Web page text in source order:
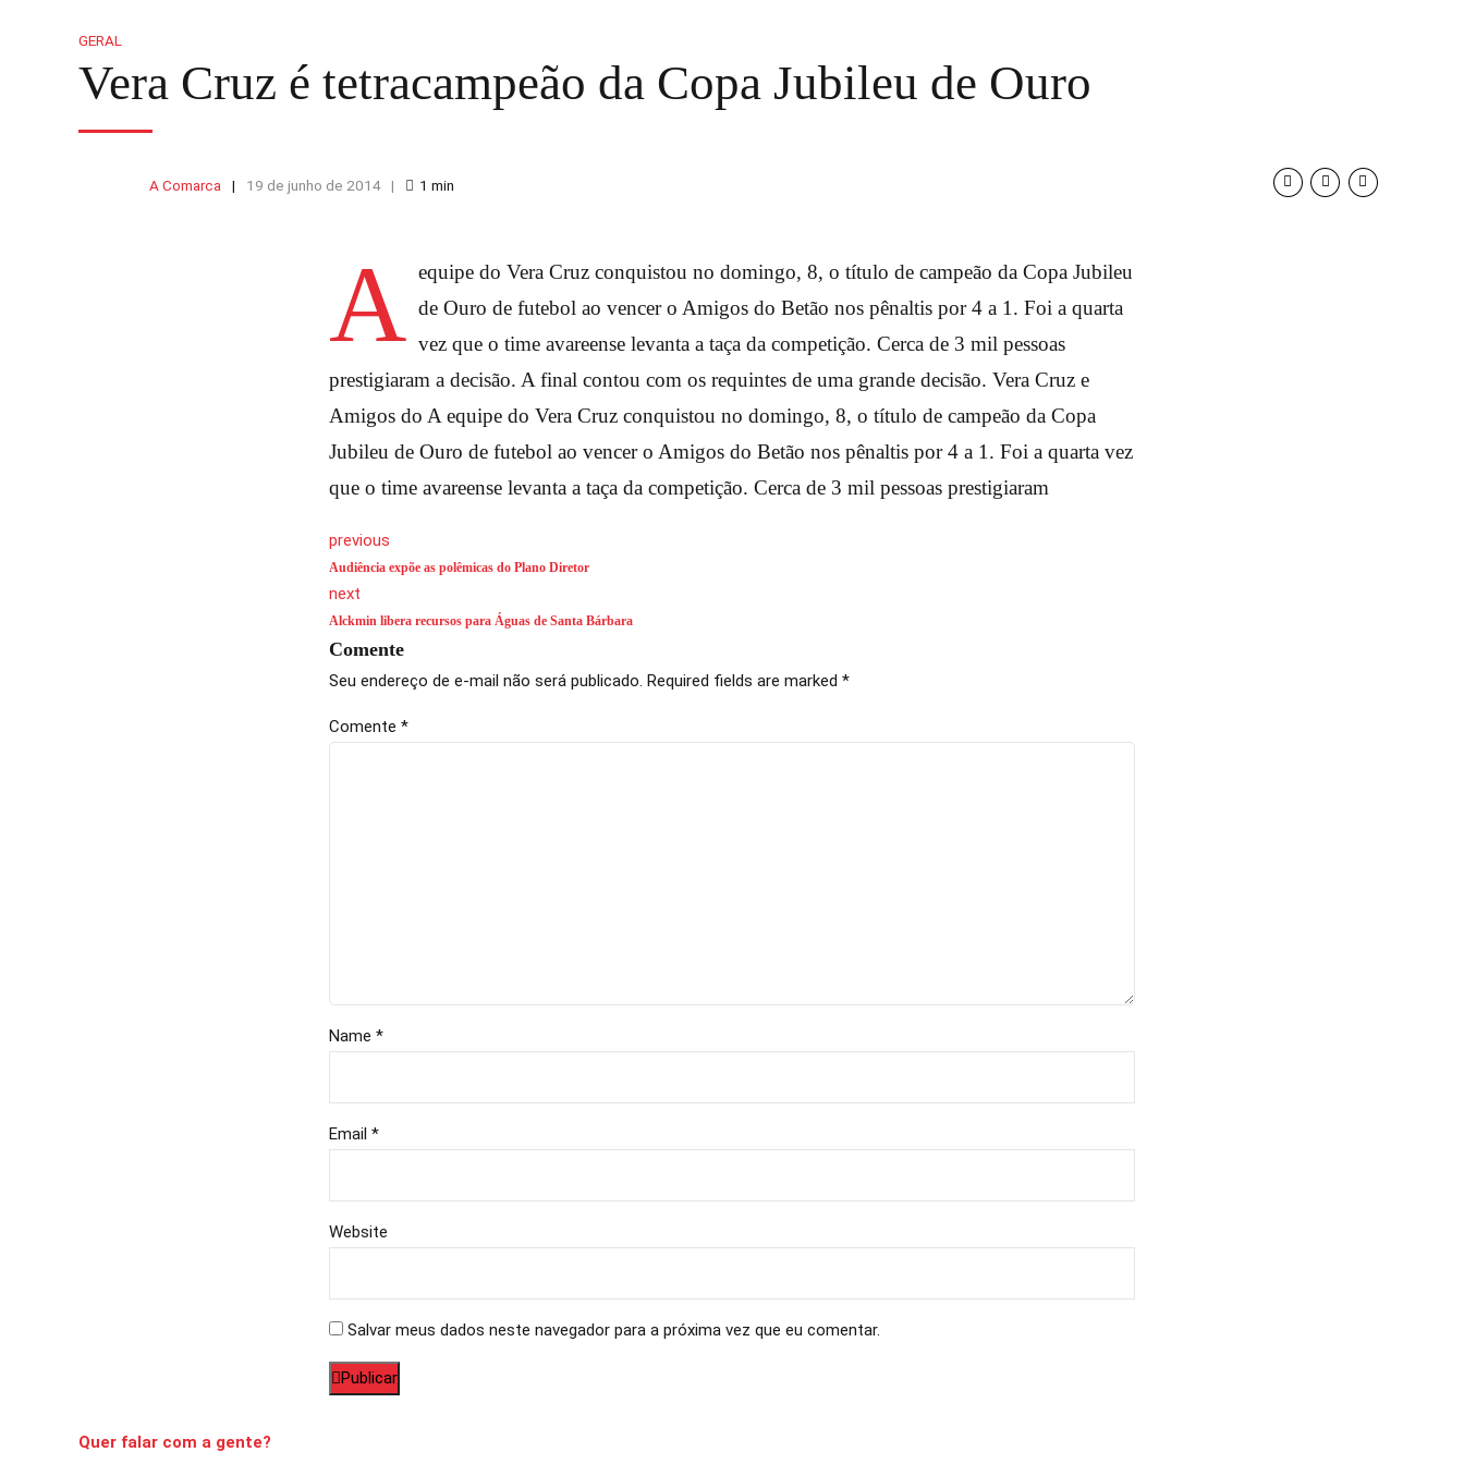
GERAL
Vera Cruz é tetracampeão da Copa Jubileu de Ouro
A Comarca 19 de junho de 2014 1 min
A equipe do Vera Cruz conquistou no domingo, 8, o título de campeão da Copa Jubileu
de Ouro de futebol ao vencer o Amigos do Betão nos pênaltis por 4 a 1. Foi a quarta
vez que o time avareense levanta a taça da competição. Cerca de 3 mil pessoas
prestigiaram a decisão. A final contou com os requintes de uma grande decisão. Vera Cruz e
Amigos do A equipe do Vera Cruz conquistou no domingo, 8, o título de campeão da Copa
Jubileu de Ouro de futebol ao vencer o Amigos do Betão nos pênaltis por 4 a 1. Foi a quarta vez
que o time avareense levanta a taça da competição. Cerca de 3 mil pessoas prestigiaram
previous
Audiência expõe as polêmicas do Plano Diretor
next
Alckmin libera recursos para Águas de Santa Bárbara
Comente
Seu endereço de e-mail não será publicado. Required fields are marked *
Comente *
Name *
Email *
Website
Salvar meus dados neste navegador para a próxima vez que eu comentar.
Publicar
Quer falar com a gente?